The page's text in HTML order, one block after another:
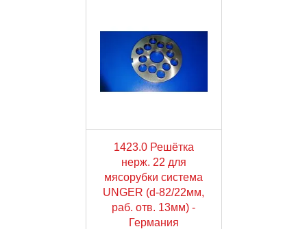
1423.0 Решётка
нерж. 22 для
мясорубки система
UNGER (d-82/22мм,
раб. отв. 13мм) -
Германия